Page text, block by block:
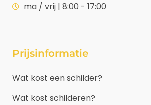
ma / vrij | 8:00 - 17:00
Prijsinformatie
Wat kost een schilder?
Wat kost schilderen?